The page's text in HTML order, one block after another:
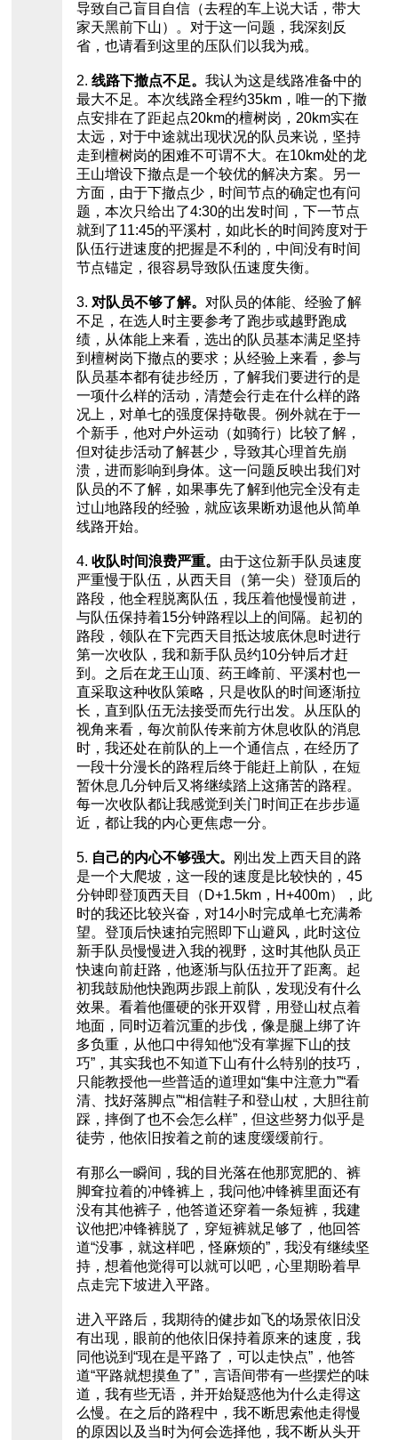
导致自己盲目自信（去程的车上说大话，带大
家天黑前下山）。对于这一问题，我深刻反
省，也请看到这里的压队们以我为戒。
2. 线路下撤点不足。 我认为这是线路准备中的
最大不足。本次线路全程约35km，唯一的下撤
点安排在了距起点20km的檀树岗，20km实在
太远，对于中途就出现状况的队员来说，坚持
走到檀树岗的困难不可谓不大。在10km处的龙
王山增设下撤点是一个较优的解决方案。另一
方面，由于下撤点少，时间节点的确定也有问
题，本次只给出了4:30的出发时间，下一节点
就到了11:45的平溪村，如此长的时间跨度对于
队伍行进速度的把握是不利的，中间没有时间
节点锚定，很容易导致队伍速度失衡。
3. 对队员不够了解。 对队员的体能、经验了解
不足，在选人时主要参考了跑步或越野跑成
绩，从体能上来看，选出的队员基本满足坚持
到檀树岗下撤点的要求；从经验上来看，参与
队员基本都有徒步经历，了解我们要进行的是
一项什么样的活动，清楚会行走在什么样的路
况上，对单七的强度保持敬畏。例外就在于一
个新手，他对户外运动（如骑行）比较了解，
但对徒步活动了解甚少，导致其心理首先崩
溃，进而影响到身体。这一问题反映出我们对
队员的不了解，如果事先了解到他完全没有走
过山地路段的经验，就应该果断劝退他从简单
线路开始。
4. 收队时间浪费严重。 由于这位新手队员速度
严重慢于队伍，从西天目（第一尖）登顶后的
路段，他全程脱离队伍，我压着他慢慢前进，
与队伍保持着15分钟路程以上的间隔。起初的
路段，领队在下完西天目抵达坡底休息时进行
第一次收队，我和新手队员约10分钟后才赶
到。之后在龙王山顶、药王峰前、平溪村也一
直采取这种收队策略，只是收队的时间逐渐拉
长，直到队伍无法接受而先行出发。从压队的
视角来看，每次前队传来前方休息收队的消息
时，我还处在前队的上一个通信点，在经历了
一段十分漫长的路程后终于能赶上前队，在短
暂休息几分钟后又将继续踏上这痛苦的路程。
每一次收队都让我感觉到关门时间正在步步逼
近，都让我的内心更焦虑一分。
5. 自己的内心不够强大。
刚出发上西天目的路
是一个大爬坡，这一段的速度是比较快的，45
分钟即登顶西天目（D+1.5km，H+400m），此
时的我还比较兴奋，对14小时完成单七充满希
望。登顶后快速拍完照即下山避风，此时这位
新手队员慢慢进入我的视野，这时其他队员正
快速向前赶路，他逐渐与队伍拉开了距离。起
初我鼓励他快跑两步跟上前队，发现没有什么
效果。看着他僵硬的张开双臂，用登山杖点着
地面，同时迈着沉重的步伐，像是腿上绑了许
多负重，从他口中得知他“没有掌握下山的技
巧”，其实我也不知道下山有什么特别的技巧，
只能教授他一些普适的道理如“集中注意力”“看
清、找好落脚点”“相信鞋子和登山杖，大胆往前
踩，摔倒了也不会怎么样”，但这些努力似乎是
徒劳，他依旧按着之前的速度缓缓前行。
有那么一瞬间，我的目光落在他那宽肥的、裤
脚耷拉着的冲锋裤上，我问他冲锋裤里面还有
没有其他裤子，他答道还穿着一条短裤，我建
议他把冲锋裤脱了，穿短裤就足够了，他回答
道“没事，就这样吧，怪麻烦的”，我没有继续坚
持，想着他觉得可以就可以吧，心里期盼着早
点走完下坡进入平路。
进入平路后，我期待的健步如飞的场景依旧没
有出现，眼前的他依旧保持着原来的速度，我
同他说到“现在是平路了，可以走快点”，他答
道“平路就想摸鱼了”，言语间带有一些摆烂的味
道，我有些无语，并开始疑惑他为什么走得这
么慢。在之后的路程中，我不断思索他走得慢
的原因以及当时为何会选择他，我不断从头开